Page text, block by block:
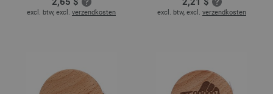
excl. btw, excl. verzendkosten excl. btw, excl. verzendkosten